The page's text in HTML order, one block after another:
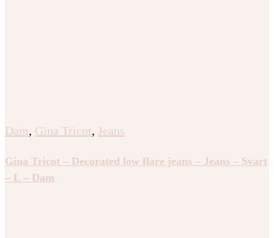
Dam, Gina Tricot, Jeans
Gina Tricot – Decorated low flare jeans – Jeans – Svart
– L – Dam